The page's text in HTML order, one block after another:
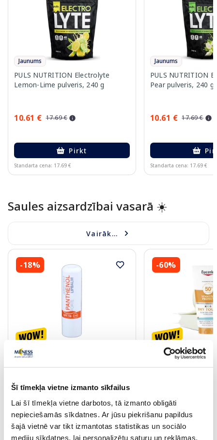
Šī tīmekļa vietne izmanto sīkfailus
Lai šī tīmekļa vietne darbotos, tā izmanto obligāti
nepieciešamās sīkdatnes. Ar jūsu piekrišanu papildus
šajā vietnē var tikt izmantotas statistikas un sociālo
mediju sīkdatnes, lai personalizētu saturu un reklāmas,
Jaunums
PULS NUTRITION Electrolyte
Lemon-Lime pulveris, 240 g
10.61 € 17.69 €
Pirkt
Standarta cena: 17.69 €
Jaunums
PULS NUTRITION
Pear pulveris, 240 g
10.61 € 17.69 €
Standarta cena: 17.69 €
Saules aizsardzībai vasarā ☀️
Vairāk...
-18%
ALTERMED Panthenol Forte SPF
Pirkt
30 dienu zemākā cena: 3.30 € (-18%)
-60%
EUCERIN Kids Dry
krēms-gels, 200 ml
Standarta cena: 33.99 €